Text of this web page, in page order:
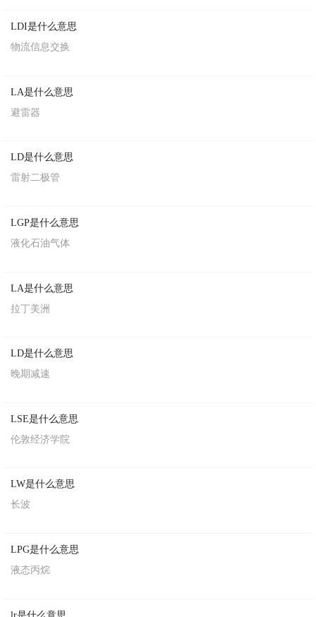
LDI是什么意思
物流信息交换
LA是什么意思
避雷器
LD是什么意思
雷射二极管
LGP是什么意思
液化石油气体
LA是什么意思
拉丁美洲
LD是什么意思
晚期减速
LSE是什么意思
伦敦经济学院
LW是什么意思
长波
LPG是什么意思
液态丙烷